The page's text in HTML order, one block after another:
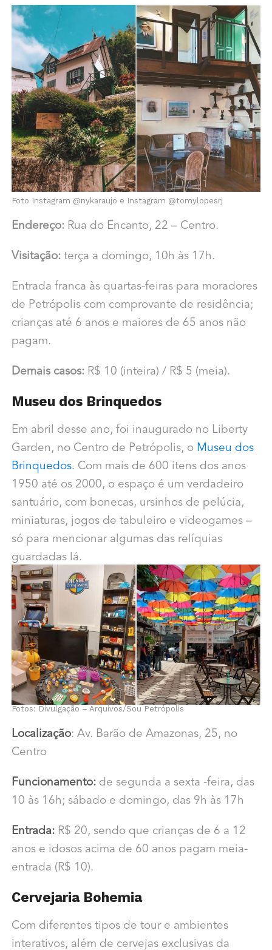
Foto Instagram @nykaraujo e Instagram @tomylopesrj
Endereço:Rua do Encanto, 22 – Centro.
Visitação:terça a domingo, 10h às 17h.
Entrada franca às quartas-feiras para moradores
de Petrópolis com comprovante de residência;
crianças até 6 anos e maiores de 65 anos não
pagam.
Demais casos:R$ 10 (inteira) / R$ 5 (meia).
Museu dos Brinquedos
Em abril desse ano, foi inaugurado no Liberty
Garden, no Centro de Petrópolis, o Museu dos
Brinquedos. Com mais de 600 itens dos anos
1950 até os 2000, o espaço é um verdadeiro
santuário, com bonecas, ursinhos de pelúcia,
miniaturas, jogos de tabuleiro e videogames –
só para mencionar algumas das relíquias
guardadas lá.
Fotos: Divulgação – Arquivos/Sou Petrópolis
Localização: Av. Barão de Amazonas, 25, no
Centro
Funcionamento:de segunda a sexta -feira, das
10 às 16h; sábado e domingo, das 9h às 17h
Entrada:R$ 20, sendo que crianças de 6 a 12
anos e idosos acima de 60 anos pagam meia-
entrada (R$ 10).
Cervejaria Bohemia
Com diferentes tipos de tour e ambientes
interativos, além de cervejas exclusivas da